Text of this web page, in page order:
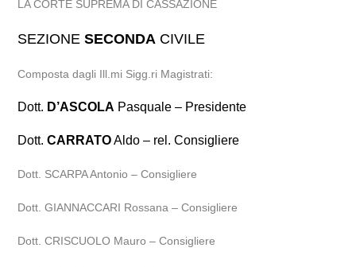
LA CORTE SUPREMA DI CASSAZIONE
SEZIONESECONDA CIVILE
Composta dagli Ill.mi Sigg.ri Magistrati:
Dott. D’ASCOLA Pasquale – Presidente
Dott.CARRATOAldo – rel. Consigliere
Dott. SCARPA Antonio – Consigliere
Dott. GIANNACCARI Rossana – Consigliere
Dott. CRISCUOLO Mauro – Consigliere